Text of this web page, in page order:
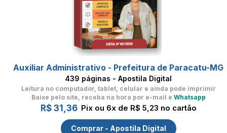
Auxiliar Administrativo - Prefeitura de Paracatu-MG
439 páginas - Apostila Digital
Leitura no computador, tablet, celular e ainda pode imprimir
Baixe pelo site, receba na hora por e-mail e Whatsapp
R$ 31,36 Pix ou 6x de R$ 5,23 no cartão
Comprar - Apostila Digital